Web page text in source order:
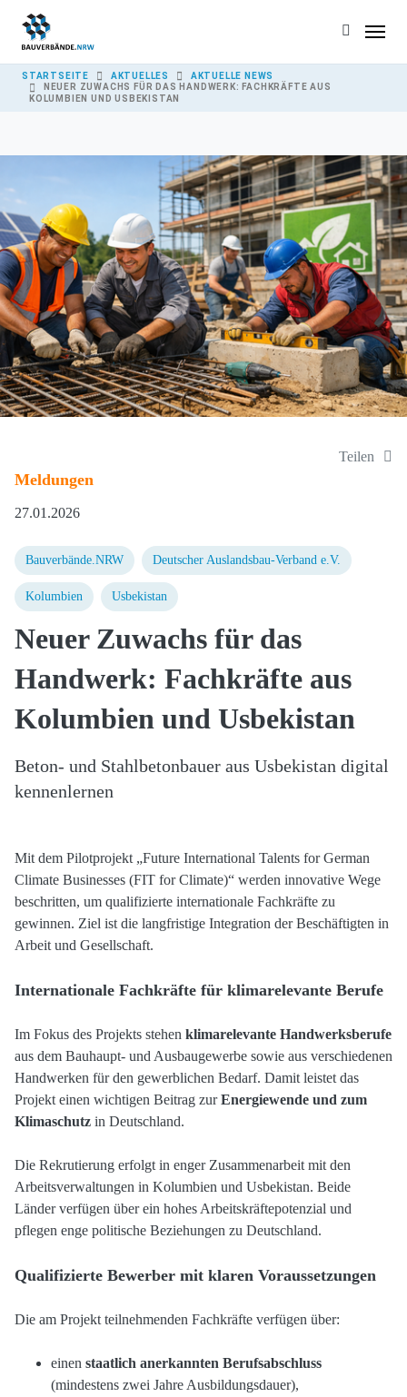
YOU ARE HERE:
STARTSEITE AKTUELLES
AKTUELLE NEWS
NEUER ZUWACHS FÜR DAS HANDWERK: FACHKRÄFTE AUS
KOLUMBIEN UND USBEKISTAN
Teilen
Meldungen
27.01.2026
Bauverbände.NRW Deutscher Auslandsbau-Verband e.V.
Kolumbien Usbekistan
Neuer Zuwachs für das
Handwerk: Fachkräfte aus
Kolumbien und Usbekistan
Beton- und Stahlbetonbauer aus Usbekistan digital
kennenlernen
Mit dem Pilotprojekt „Future International Talents for German
Climate Businesses (FIT for Climate)“ werden innovative Wege
beschritten, um qualifizierte internationale Fachkräfte zu
gewinnen. Ziel ist die langfristige Integration der Beschäftigten in
Arbeit und Gesellschaft.
Internationale Fachkräfte für klimarelevante Berufe
Im Fokus des Projekts stehen klimarelevante Handwerksberufe
aus dem Bauhaupt- und Ausbaugewerbe sowie aus verschiedenen
Handwerken für den gewerblichen Bedarf. Damit leistet das
Projekt einen wichtigen Beitrag zurEnergiewende und zum
Klimaschutz in Deutschland.
Die Rekrutierung erfolgt in enger Zusammenarbeit mit den
Arbeitsverwaltungen in Kolumbien und Usbekistan. Beide
Länder verfügen über ein hohes Arbeitskräftepotenzial und
pflegen enge politische Beziehungen zu Deutschland.
Qualifizierte Bewerber mit klaren Voraussetzungen
Die am Projekt teilnehmenden Fachkräfte verfügen über:
einen staatlich anerkannten Berufsabschluss
(mindestens zwei Jahre Ausbildungsdauer),